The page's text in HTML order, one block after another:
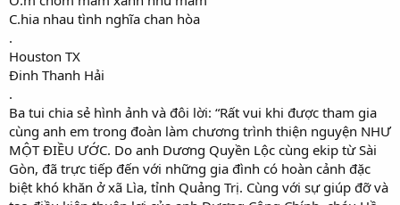
C.hia nhau tình nghĩa chan hòa
.
Houston TX
Đinh Thanh Hải
.
Ba tui chia sẻ hình ảnh và đôi lời: “Rất vui khi được tham gia
cùng anh em trong đoàn làm chương trình thiện nguyện NHƯ
MỘT ĐIỀU ƯỚC. Do anh Dương Quyền Lộc cùng ekip từ Sài
Gòn, đã trực tiếp đến với những gia đình có hoàn cảnh đặc
biệt khó khăn ở xã Lìa, tỉnh Quảng Trị. Cùng với sự giúp đỡ và